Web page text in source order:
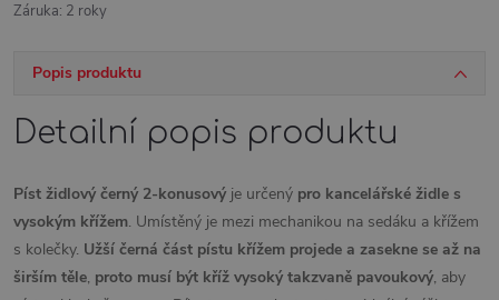
Záruka: 2 roky
Popis produktu
Detailní popis produktu
Píst židlový černý 2-konusový je určený pro kancelářské židle s
vysokým křížem. Umístěný je mezi mechanikou na sedáku a křížem
s kolečky. Užší černá část pístu křížem projede a zasekne se až na
širším těle, proto musí být kříž vysoký takzvaně pavoukový, aby